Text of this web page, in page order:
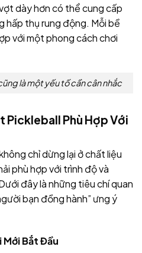
dày hơn có thể cung cấp
hấp thụ rung động. Mỗi bề
với một phong cách chơi
là một yếu tố cần cân nhắc
Pickleball Phù Hợp Với
chỉ dừng lại ở chất liệu
phù hợp với trình độ và
đây là những tiêu chí quan
bạn đồng hành” ưng ý
Bắt Đầu